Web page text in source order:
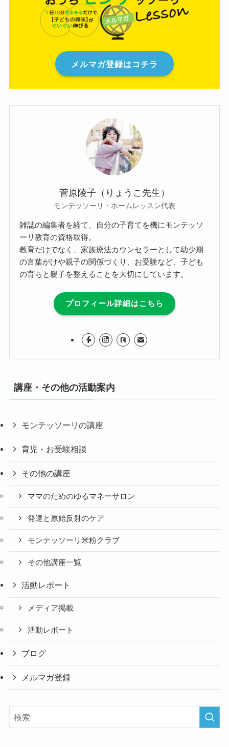
メルマガ登録はコチラ
菅原陵子（りょうこ先生）
モンテッソーリ・ホームレッスン代表
雑誌の編集者を経て、自分の子育てを機にモンテッソ
ーリ教育の資格取得。
教育だけでなく、家族療法カウンセラーとして幼少期
の言葉がけや親子の関係づくり、お受験など、子ども
の育ちと親子を整えることを大切にしています。
プロフィール詳細はこちら
講座・その他の活動案内
モンテッソーリの講座
育児・お受験相談
その他の講座
ママのためのゆるマネーサロン
発達と原始反射のケア
モンテッソーリ米粉クラブ
その他講座一覧
活動レポート
メディア掲載
活動レポート
ブログ
メルマガ登録